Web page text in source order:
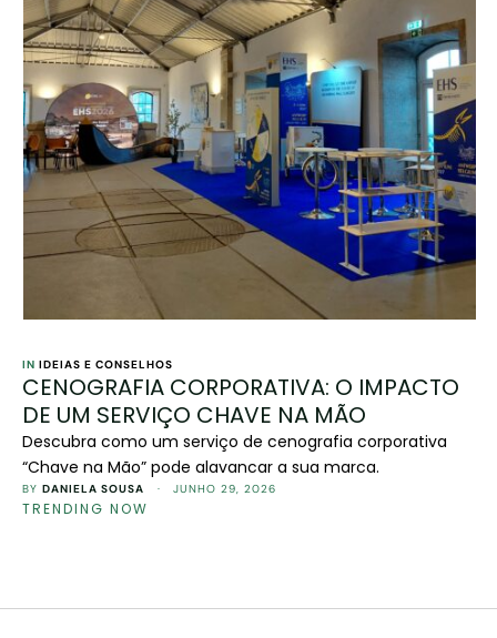
IN IDEIAS E CONSELHOS
CENOGRAFIA CORPORATIVA: O IMPACTO
DE UM SERVIÇO CHAVE NA MÃO
Descubra como um serviço de cenografia corporativa
“Chave na Mão” pode alavancar a sua marca.
BY DANIELA SOUSA · JUNHO 29, 2026
TRENDING NOW